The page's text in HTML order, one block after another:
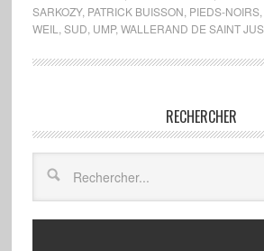
SARKOZY, PATRICK BUISSON PIEDS-NOIRS,
WEIL
SUD UMP, WALLERAND DE SAINT
RECHERCHER